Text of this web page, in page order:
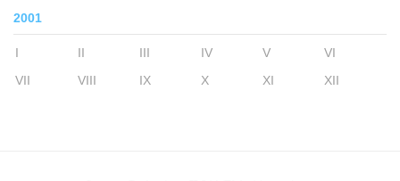
2001
I II III IV V
VI
VII
VIII IX X XI XII